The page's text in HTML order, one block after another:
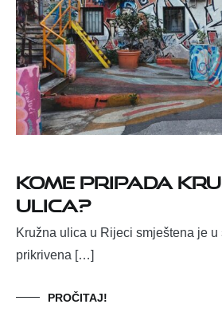
Kome pripada
ulica?
Kružna ulica u Rijeci smještena je u
prikrivena […]
PROČITAJ!